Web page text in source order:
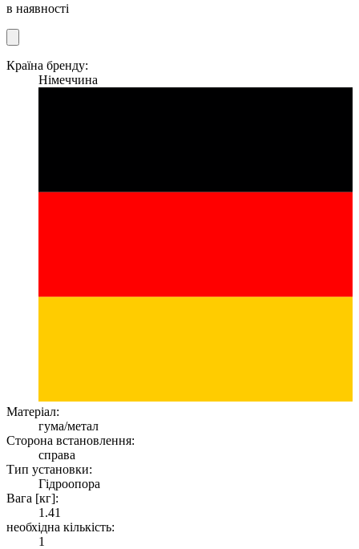
в наявності
Країна бренду:
Німеччина
Матеріал:
гума/метал
Сторона встановлення:
справа
Тип установки:
Гідроопора
Вага [кг]:
1.41
необхідна кількість:
1